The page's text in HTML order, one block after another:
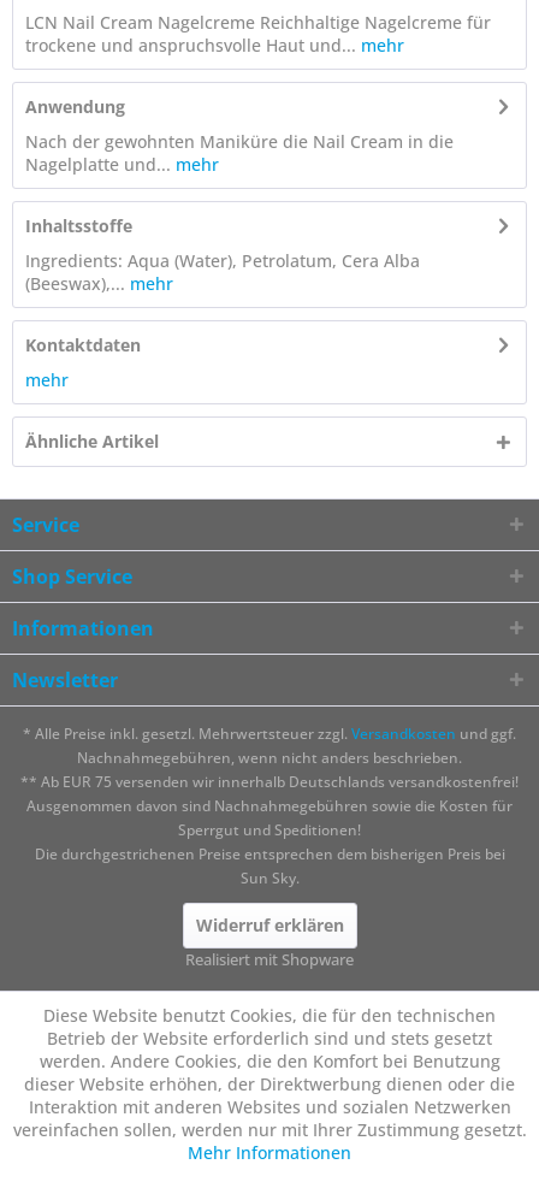
LCN Nail Cream Nagelcreme Reichhaltige Nagelcreme für
trockene und anspruchsvolle Haut und... mehr
Anwendung
Nach der gewohnten Maniküre die Nail Cream in die
Nagelplatte und... mehr
Inhaltsstoffe
Ingredients: Aqua (Water), Petrolatum, Cera Alba
(Beeswax),... mehr
Kontaktdaten
mehr
Ähnliche Artikel
Service
Shop Service
Informationen
Newsletter
* Alle Preise inkl. gesetzl. Mehrwertsteuer zzgl. Versandkosten und ggf.
Nachnahmegebühren, wenn nicht anders beschrieben.
** Ab EUR 75 versenden wir innerhalb Deutschlands versandkostenfrei!
Ausgenommen davon sind Nachnahmegebühren sowie die Kosten für
Sperrgut und Speditionen!
Die durchgestrichenen Preise entsprechen dem bisherigen Preis bei
Sun Sky.
Widerruf erklären
Realisiert mit Shopware
Diese Website benutzt Cookies, die für den technischen
Betrieb der Website erforderlich sind und stets gesetzt
werden. Andere Cookies, die den Komfort bei Benutzung
dieser Website erhöhen, der Direktwerbung dienen oder die
Interaktion mit anderen Websites und sozialen Netzwerken
vereinfachen sollen, werden nur mit Ihrer Zustimmung gesetzt.
Mehr Informationen